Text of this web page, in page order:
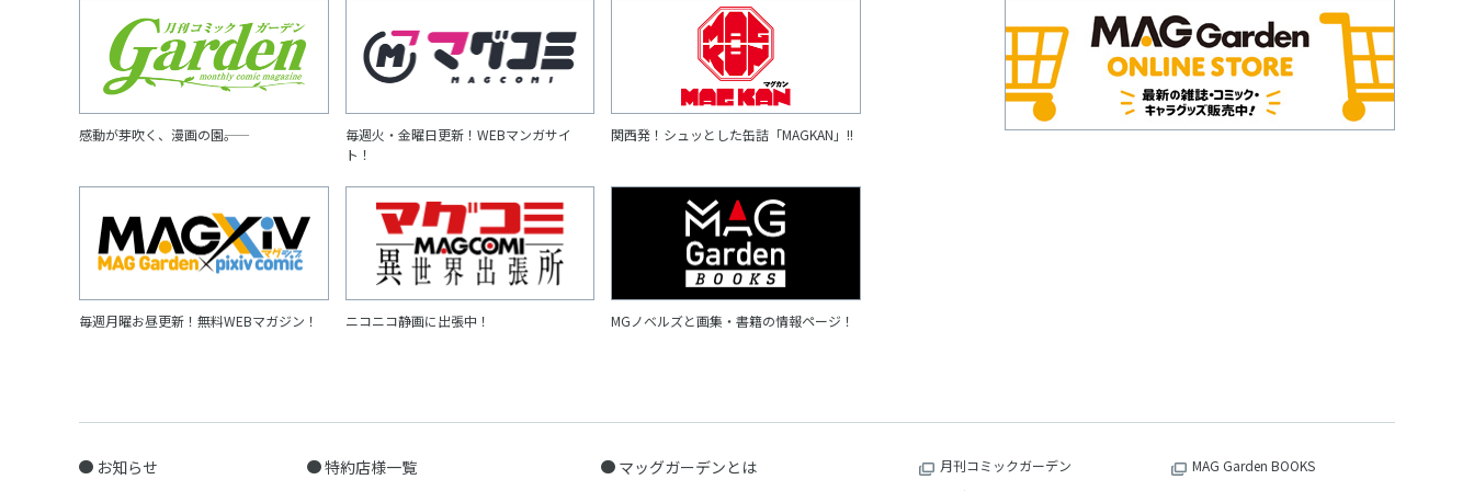
感動が芽吹く、漫画の園――。
毎週火・金曜日更新！WEBマンガサイ
ト！
関西発！シュッとした缶詰「MAGKAN」!!
毎週月曜お昼更新！無料WEBマガジン！ ニコニコ静画に出張中！ MGノベルズと画集・書籍の情報ページ！
お知らせ
特約店様一覧
マッグガーデンとは
月刊コミックガーデン
MAG Garden BOOKS